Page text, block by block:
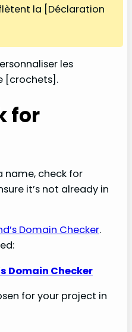
la [Déclaration
les
[crochets].
for
name, check for
it’s not already in
Domain Checker.
Domain Checker
for your project in